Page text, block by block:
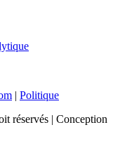
| Politique
réservés | Conception